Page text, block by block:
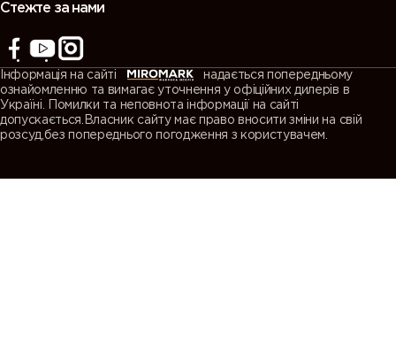
Стежте за нами
Інформація на сайті
надається попередньому
ознайомленню та вимагає уточнення у офіційних дилерів в
Україні. Помилки та неповнота інформації на сайті
допускається.Власник сайту має право вносити зміни на свій
розсуд,без попереднього погодження з користувачем.